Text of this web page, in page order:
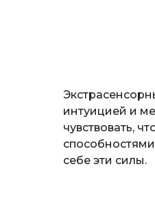
е
р
к
л
ю
интуицией и
чувствовать,
себе эти силы.